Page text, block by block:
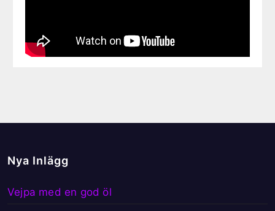
Nya Inlägg
Vejpa med en god öl